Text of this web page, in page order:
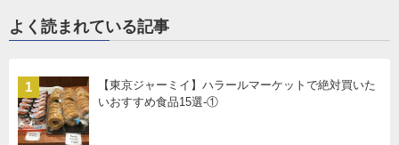
よく読まれている記事
1
【東京ジャーミイ】ハラールマーケットで絶対買いた
いおすすめ食品15選-①